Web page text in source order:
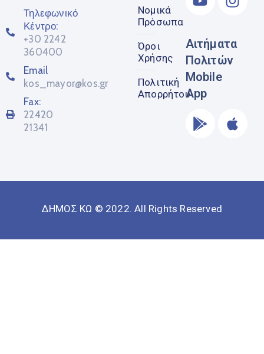
Τηλεφωνικό
Κέντρο:
+30 2242
360400
Email
kos_mayor@kos.gr
Fax:
22420
21341
Νομικά
Πρόσωπα
Όροι
Χρήσης
Πολιτική
Απορρήτου
Αιτήματα
Πολιτών
Mobile
App
ΔΗΜΟΣ ΚΩ © 2022. All Rights Reserved